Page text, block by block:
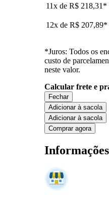
11x de R$ 218,31 *
12x de R$ 207,89*
*Juros: Todos os
custo de
neste valor.
Calcular frete e
Fechar
Adicionar à sacola
Adicionar à sacola
Comprar agora